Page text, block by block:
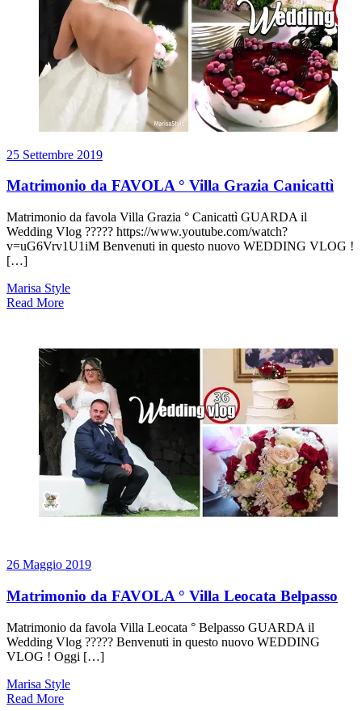
25 Settembre 2019
Matrimonio da FAVOLA ° Villa Grazia Canicattì
Matrimonio da favola Villa Grazia ° Canicattì GUARDA il
Wedding Vlog ????? https://www.youtube.com/watch?
v=uG6Vrv1U1iM Benvenuti in questo nuovo WEDDING VLOG !
[…]
Marisa Style
Read More
26 Maggio 2019
Matrimonio da FAVOLA ° Villa Leocata Belpasso
Matrimonio da favola Villa Leocata ° Belpasso GUARDA il
Wedding Vlog ????? Benvenuti in questo nuovo WEDDING
VLOG ! Oggi […]
Marisa Style
Read More